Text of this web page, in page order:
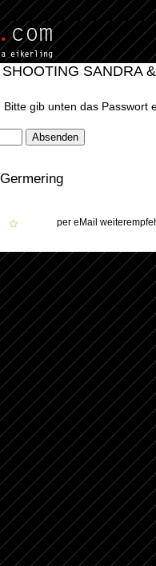
SANDRA
gib unten das Passwort
per eMail